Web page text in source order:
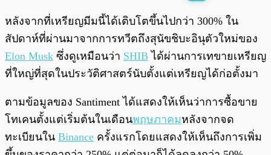
พร้อมเล่น /0:00
หลังจากที่เหรียญมีมนี้ได้เติบโตขึ้นไปกว่า 300% ใน
สัปดาห์ที่ผ่านมาจากการทวีตถึงสุนัขชิบะอินุตัวใหม่ของ
Elon Musk ซึ่งดูเหมือนว่า SHIB ได้ผ่านการเทขายเหรียญ
ที่ใหญ่ที่สุดในประวัติศาสตร์นับตั้งแต่เหรียญได้ก่อตั้งมา
ตามข้อมูลของ Santiment ได้แสดงให้เห็นว่าการซื้อขาย
โทเคนตั้งแต่เริ่มต้นในเดือนพฤษภาคมหลังจากจด
ทะเบียนใน Binance ครั้งแรกโดยแสดงให้เห็นถึงการเพิ่ม